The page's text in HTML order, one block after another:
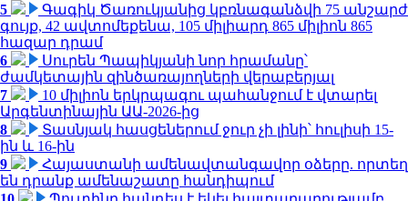
5
Գագիկ Ծառուկյանից կբռնագանձվի 75 անշարժ
գույք, 42 ավտոմեքենա, 105 միլիարդ 865 միլիոն 865
հազար դրամ
6
Սուրեն Պապիկյանի նոր հրամանը՝
ժամկետային զինծառայողների վերաբերյալ
7
10 միլիոն երկրպագու պահանջում է վտարել
Արգենտինային ԱԱ-2026-ից
8
Տասնյակ հասցեներում ջուր չի լինի՝ հուլիսի 15-
ին և 16-ին
9
Հայաստանի ամենավտանգավոր օձերը. որտեղ
են դրանք ամենաշատը հանդիպում